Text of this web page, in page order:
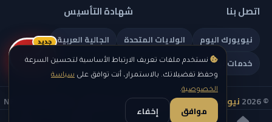
نستخدم ملفات تعريف الارتباط الأساسية لتحسين السرعة
وحفظ تفضيلاتك. بالاستمرار، أنت توافق على سياسة
الخصوصية.
موافق إخفاء
اتصل بنا
شهادة التأسيس
نيويورك اليوم الولايات المتحدة
الجالية العربية
خدمات تهمك
© 2026 نيويورك نيوز
— جميع الحقوق محفوظة — NEW YORK NEWS
IN ARABIC LLC — رقم التسجيل 0451351808
ريلز
جديد